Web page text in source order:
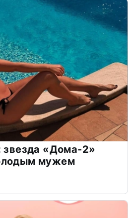
звезда «Дома-2»
мужем